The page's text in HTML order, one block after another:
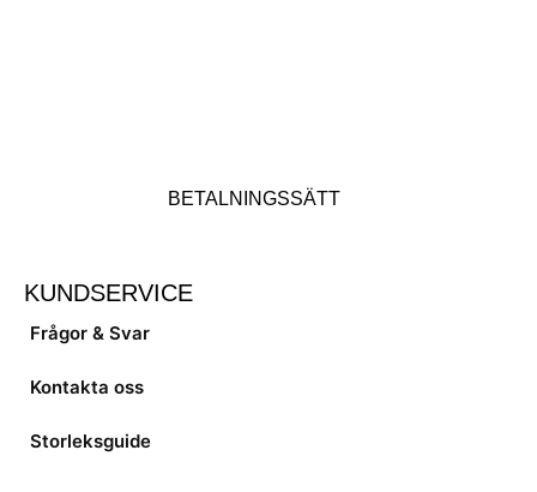
BETALNINGSSÄTT
KUNDSERVICE
Frågor & Svar
Kontakta oss
Storleksguide